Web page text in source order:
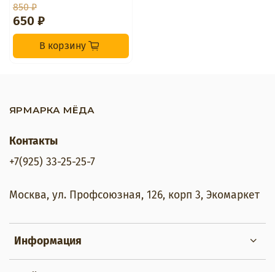
850 ₽
650 ₽
В корзину
ЯРМАРКА МЁДА
Информация
Контакты
+7(925) 33-25-25-7
Москва, ул. Профсоюзная, 126, корп 3, Экомаркет